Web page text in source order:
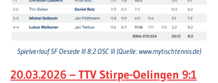
Spielverlauf SF Oesede III 8:2 OSC III (Quelle: www.mytischtennis.de)
20.03.2026 – TTV Stirpe-Oelingen 9:1